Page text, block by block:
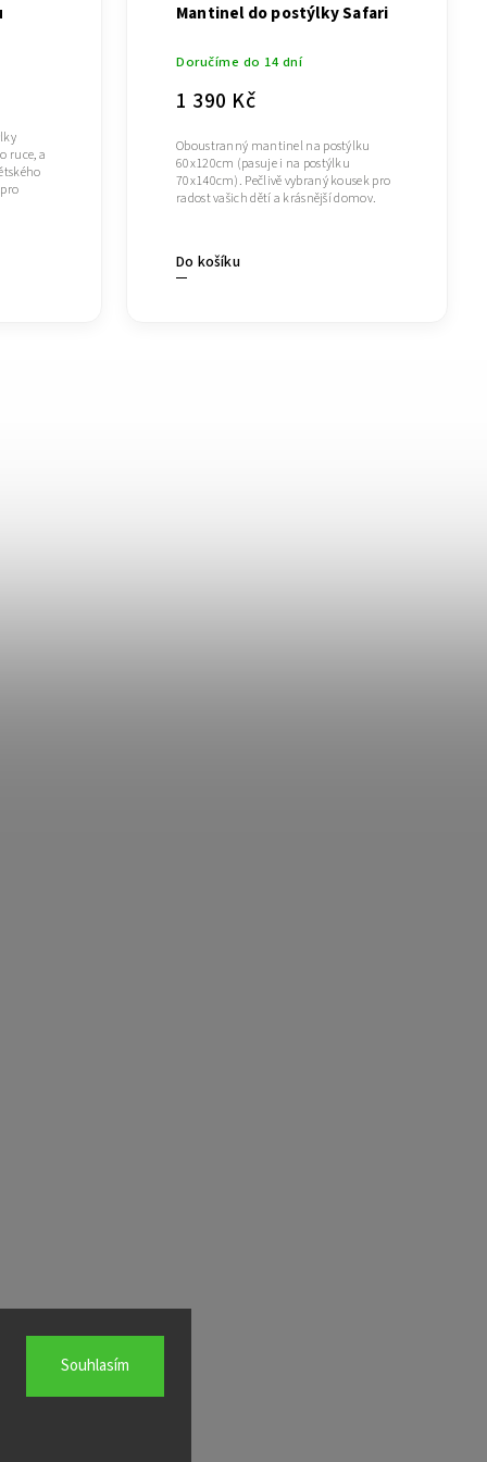
Souhlasím
ruce, a
Mantinel do postýlky Safari
Doručíme do 14 dní
1 390 Kč
Do košíku
Oboustranný mantinel na postýlku
60x120cm (pasuje i na postýlku
70x140cm). Pečlivě vybraný kousek pro
radost vašich dětí a krásnější domov.